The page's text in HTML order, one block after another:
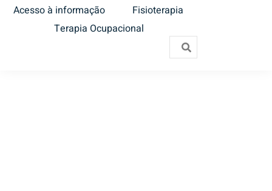
Acesso à informação
Fisioterapia
Terapia Ocupacional